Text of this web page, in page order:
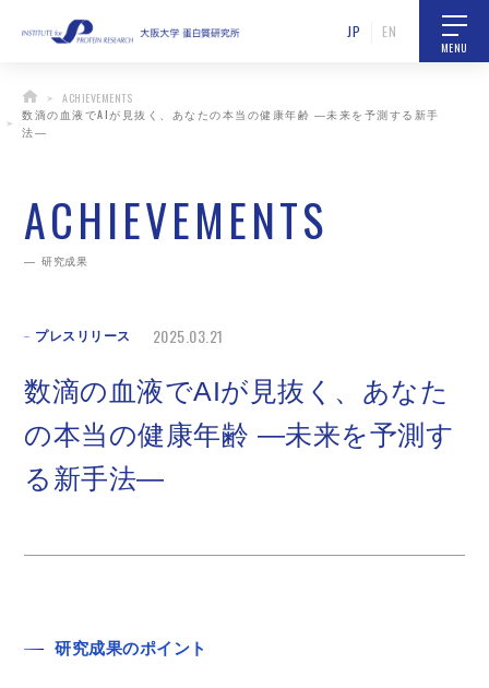
MENU
JP EN
ACHIEVEMENTS
数滴の血液でAIが見抜く、あなたの本当の健康年齢 ―未来を予測する新手
法―
ACHIEVEMENTS
研究成果
プレスリリース 2025.03.21
数滴の血液でAIが見抜く、あなた
の本当の健康年齢 ―未来を予測す
る新手法―
研究成果のポイント